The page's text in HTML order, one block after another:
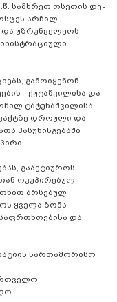
სამხრეთ ოსეთის დე-
არჩილ
და უზრუნველყოს
გამოიყენონ
- ქუტაშვილისა და
ტატუნაშვილისა
დროული და
პასუხისგებაში
გააქტიუროს
ოკუპირებულ
არსებულ
ყველა ზომა
და
სართაშორისო